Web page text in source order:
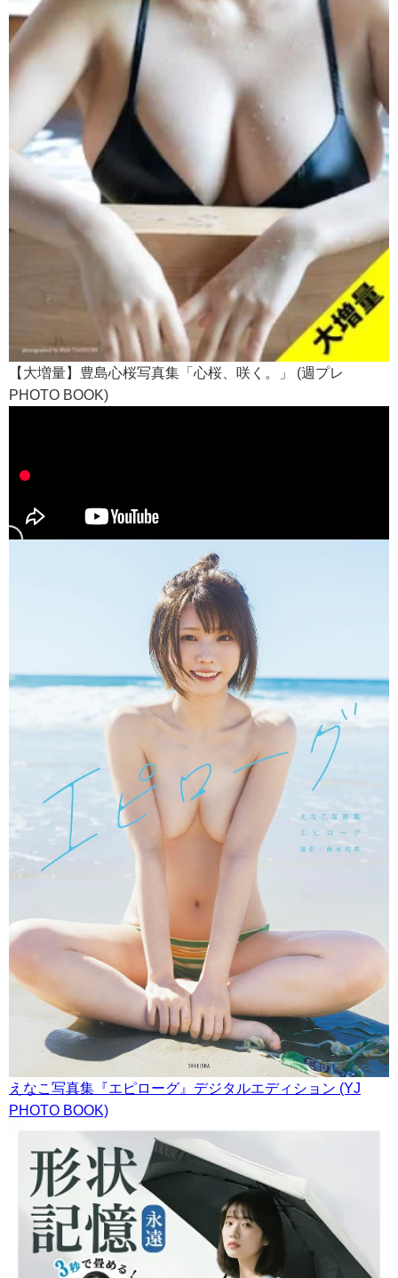
【大増量】豊島心桜写真集「心桜、咲く。」 (週プレ
PHOTO BOOK)
えなこ写真集『エピローグ』デジタルエディション (YJ
PHOTO BOOK)